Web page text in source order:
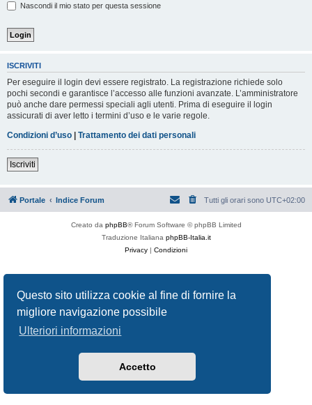
Questo sito utilizza cookie al fine di fornire la
migliore navigazione possibile
Ulteriori informazioni
Accetto
Nascondi il mio stato per questa sessione
ISCRIVITI
Per eseguire il login devi essere registrato. La registrazione richiede solo
pochi secondi e garantisce l’accesso alle funzioni avanzate. L’amministratore
può anche dare permessi speciali agli utenti. Prima di eseguire il login
assicurati di aver letto i termini d’uso e le varie regole.
Condizioni d’uso | Trattamento dei dati personali
Iscriviti
Portale Indice Forum Tutti gli orari sono UTC+02:00
Creato da phpBB® Forum Software © phpBB Limited
Traduzione Italiana phpBB-Italia.it
Privacy | Condizioni